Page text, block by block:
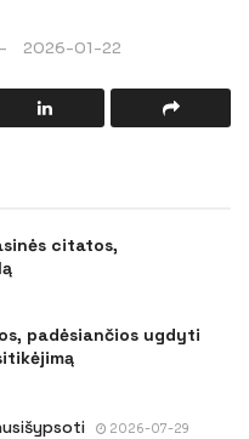
2026-01-22
citatos,
padėsiančios ugdyti
2026-07-29